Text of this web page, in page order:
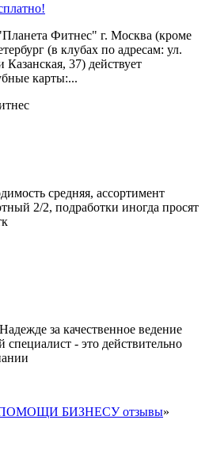
Фитнес" г. Москва (кроме
(в клубах по адресам: ул.
Казанская, 37) действует
карты:...
средняя, ассортимент
2/2, подработки иногда просят
за качественное ведение
- это действительно
БИЗНЕСУ отзывы»